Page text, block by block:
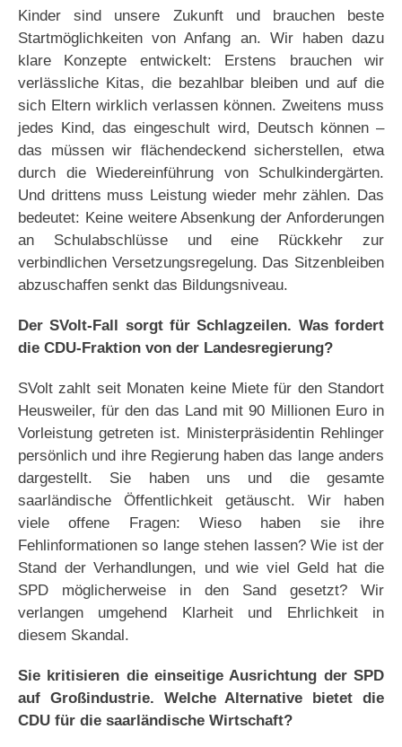
Kinder sind unsere Zukunft und brauchen beste
Startmöglichkeiten von Anfang an. Wir haben dazu
klare Konzepte entwickelt: Erstens brauchen wir
verlässliche Kitas, die bezahlbar bleiben und auf die
sich Eltern wirklich verlassen können. Zweitens muss
jedes Kind, das eingeschult wird, Deutsch können –
das müssen wir flächendeckend sicherstellen, etwa
durch die Wiedereinführung von Schulkindergärten.
Und drittens muss Leistung wieder mehr zählen. Das
bedeutet: Keine weitere Absenkung der Anforderungen
an Schulabschlüsse und eine Rückkehr zur
verbindlichen Versetzungsregelung. Das Sitzenbleiben
abzuschaffen senkt das Bildungsniveau.
Der SVolt-Fall sorgt für Schlagzeilen. Was fordert
die CDU-Fraktion von der Landesregierung?
SVolt zahlt seit Monaten keine Miete für den Standort
Heusweiler, für den das Land mit 90 Millionen Euro in
Vorleistung getreten ist. Ministerpräsidentin Rehlinger
persönlich und ihre Regierung haben das lange anders
dargestellt. Sie haben uns und die gesamte
saarländische Öffentlichkeit getäuscht. Wir haben
viele offene Fragen: Wieso haben sie ihre
Fehlinformationen so lange stehen lassen? Wie ist der
Stand der Verhandlungen, und wie viel Geld hat die
SPD möglicherweise in den Sand gesetzt? Wir
verlangen umgehend Klarheit und Ehrlichkeit in
diesem Skandal.
Sie kritisieren die einseitige Ausrichtung der SPD
auf Großindustrie. Welche Alternative bietet die
CDU für die saarländische Wirtschaft?